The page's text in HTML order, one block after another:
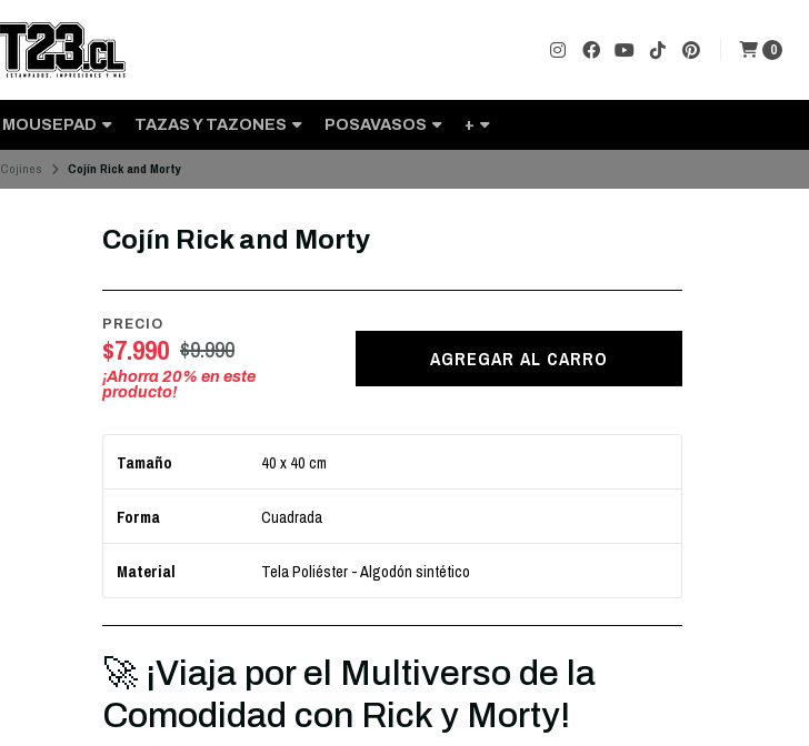
0
MOUSEPAD TAZAS Y TAZONES POSAVASOS +
Cojines Cojín Rick and Morty
Cojín Rick and Morty
PRECIO
$7.990 $9.990
¡Ahorra20% en este
producto!
AGREGAR AL CARRO
Tamaño 40 x 40 cm
Forma Cuadrada
Material Tela Poliéster - Algodón sintético
🚀 ¡Viaja por el Multiverso de la
Comodidad con Rick y Morty!